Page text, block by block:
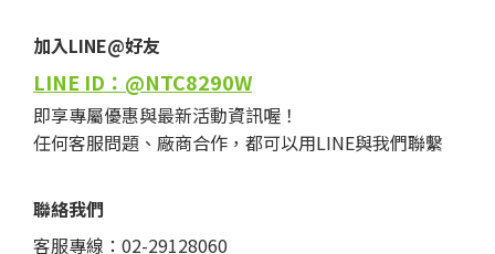
加入LINE@好友
LINE ID：@NTC8290W
即享專屬優惠與最新活動資訊喔！
任何客服問題、廠商合作，都可以用LINE與我們聯繫
聯絡我們
客服專線：02-29128060